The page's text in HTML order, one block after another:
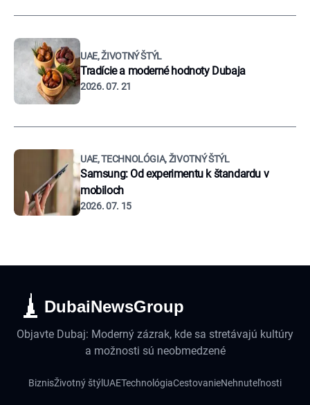
UAE, ŽIVOTNÝ ŠTÝL
Tradície a moderné hodnoty Dubaja
2026. 07. 21
UAE, TECHNOLÓGIA, ŽIVOTNÝ ŠTÝL
Samsung: Od experimentu k štandardu v
mobiloch
2026. 07. 15
DubaiNewsGroup
Objavte Dubaj: Moderný zázrak, kde sa stretávajú kultúry
a možnosti sú neobmedzené
BiznisŽivotný štýl UAETechnológiaCestovanieNehnuteľnosti